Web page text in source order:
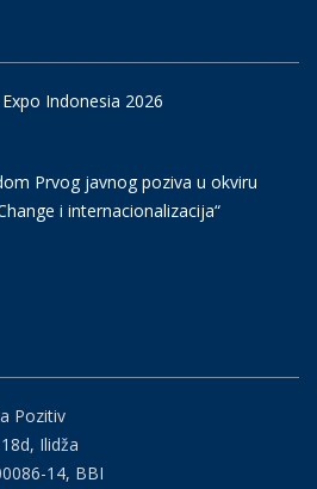
Indonesia 2026
Prvog javnog poziva u okviru
i internacionalizacija“
Pozitiv
Ilidža
14, BBI